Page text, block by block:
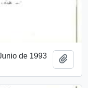
de 1993